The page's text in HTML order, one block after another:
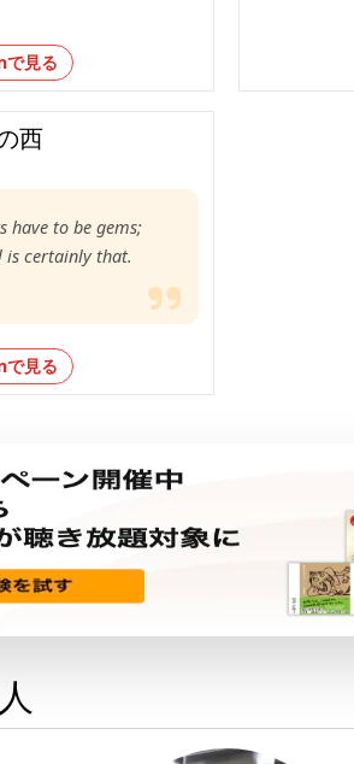
見る
西
have to be gems;
is certainly that.
見る